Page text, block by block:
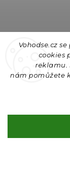
Vohodse.cz
cookies
reklamu.
nám pomůžete
Sledovat na
Copyright 2026